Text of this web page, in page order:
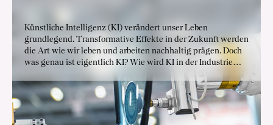
Künstliche Intelligenz (KI) verändert unser Leben
grundlegend. Transformative Effekte in der Zukunft werden
die Art wie wir leben und arbeiten nachhaltig prägen. Doch
was genau ist eigentlich KI? Wie wird KI in der Industrie
wie setzt sich der BDI in seiner Funktion als Spitzenverband
für die Implementierung und innovationsoffene Regulierung
von Künstlicher Intelligenz ein?